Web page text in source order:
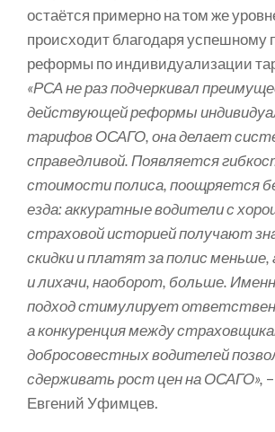
остаётся примерно на том же
происходит благодаря
реформы по индивидуализации
«РСА не раз подчеркивал
действующей реформы
тарифов ОСАГО, она делает
справедливой. Появляется
стоимости полиса, поощряется
езда: аккуратные водители с
страховой историей получают
скидки и платят за полис
и лихачи, наоборот, больше.
подход стимулирует
а конкуренция между
добросовестных водителей
сдерживать рост цен на ОСАГО»,
Евгений Уфимцев.